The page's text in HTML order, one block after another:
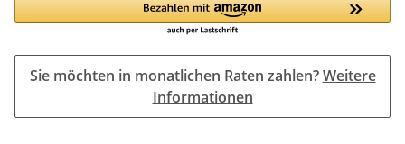
Sie möchten in monatlichen Raten zahlen?Weitere
Informationen